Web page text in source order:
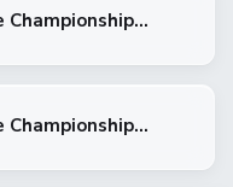
Championship...
Championship...